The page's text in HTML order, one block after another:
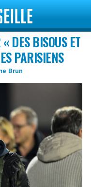
DES BISOUS ET
PARISIENS
Brun